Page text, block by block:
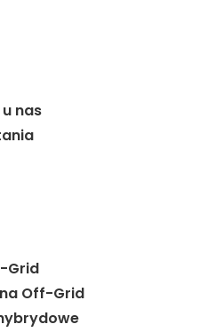
nas
Grid
Off-Grid